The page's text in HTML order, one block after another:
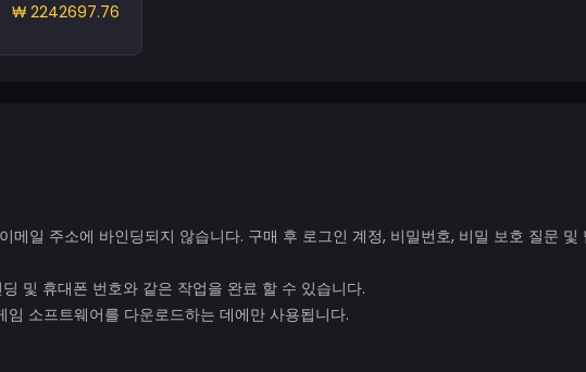
₩ 2242697.76
메일 주소에 바인딩되지 않습니다. 구매 후 로그인 계정, 비밀번호, 비밀 보호 질문 및
및 휴대폰 번호와 같은 작업을 완료 할 수 있습니다.
소프트웨어를 다운로드하는 데에만 사용됩니다.